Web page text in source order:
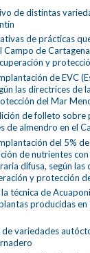
de distintas
de prácticas
Campo de
y
de EVC
las directrices de
del Mar
de folleto
de almendro en el
del 5%
de nutrientes
difusa, según las
y protección
técnica de
producidas
variedades